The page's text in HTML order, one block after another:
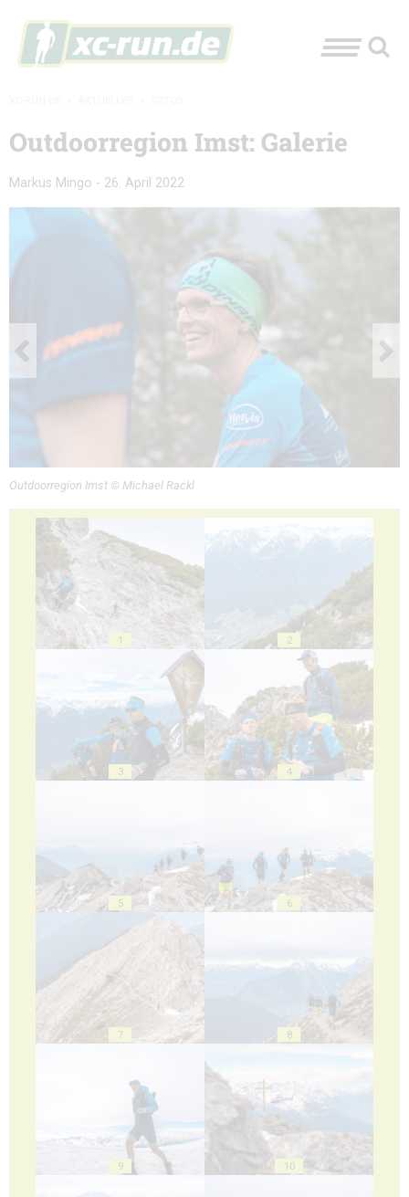
Outdoorregion Imst: Galerie
Markus Mingo - 26. April 2022
Outdoorregion Imst © Michael Rackl
1 2
3 4
5 6
7 8
9 10